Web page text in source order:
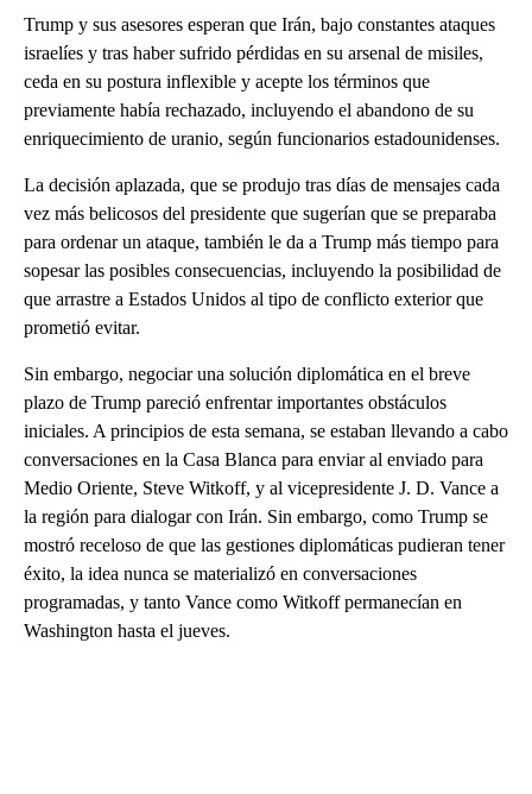
Trump y sus asesores esperan que Irán, bajo constantes ataques
israelíes y tras haber sufrido pérdidas en su arsenal de misiles,
ceda en su postura inflexible y acepte los términos que
previamente había rechazado, incluyendo el abandono de su
enriquecimiento de uranio, según funcionarios estadounidenses.
La decisión aplazada, que se produjo tras días de mensajes cada
vez más belicosos del presidente que sugerían que se preparaba
para ordenar un ataque, también le da a Trump más tiempo para
sopesar las posibles consecuencias, incluyendo la posibilidad de
que arrastre a Estados Unidos al tipo de conflicto exterior que
prometió evitar.
Sin embargo, negociar una solución diplomática en el breve
plazo de Trump pareció enfrentar importantes obstáculos
iniciales. A principios de esta semana, se estaban llevando a cabo
conversaciones en la Casa Blanca para enviar al enviado para
Medio Oriente, Steve Witkoff, y al vicepresidente J. D. Vance a
la región para dialogar con Irán. Sin embargo, como Trump se
mostró receloso de que las gestiones diplomáticas pudieran tener
éxito, la idea nunca se materializó en conversaciones
programadas, y tanto Vance como Witkoff permanecían en
Washington hasta el jueves.